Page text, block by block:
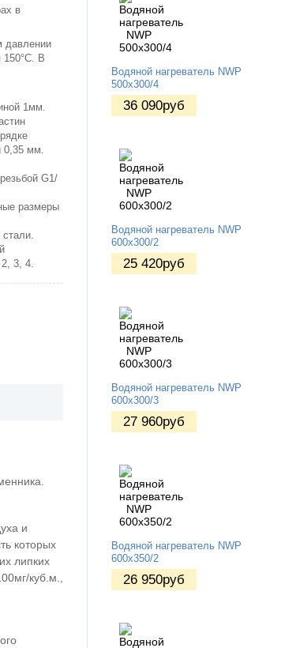
в
давлении
150°C. В
1мм.
0,35 мм.
G1/
размеры
3, 4.
и
которых
липких
куб.м.,
Водяной нагреватель NWP
500х300/4
36 090руб
Водяной нагреватель NWP
600х300/2
25 420руб
Водяной нагреватель NWP
600х300/3
27 960руб
Водяной нагреватель NWP
600х350/2
26 950руб